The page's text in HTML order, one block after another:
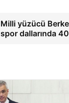
Milli yüzücü Berke
spor dallarında